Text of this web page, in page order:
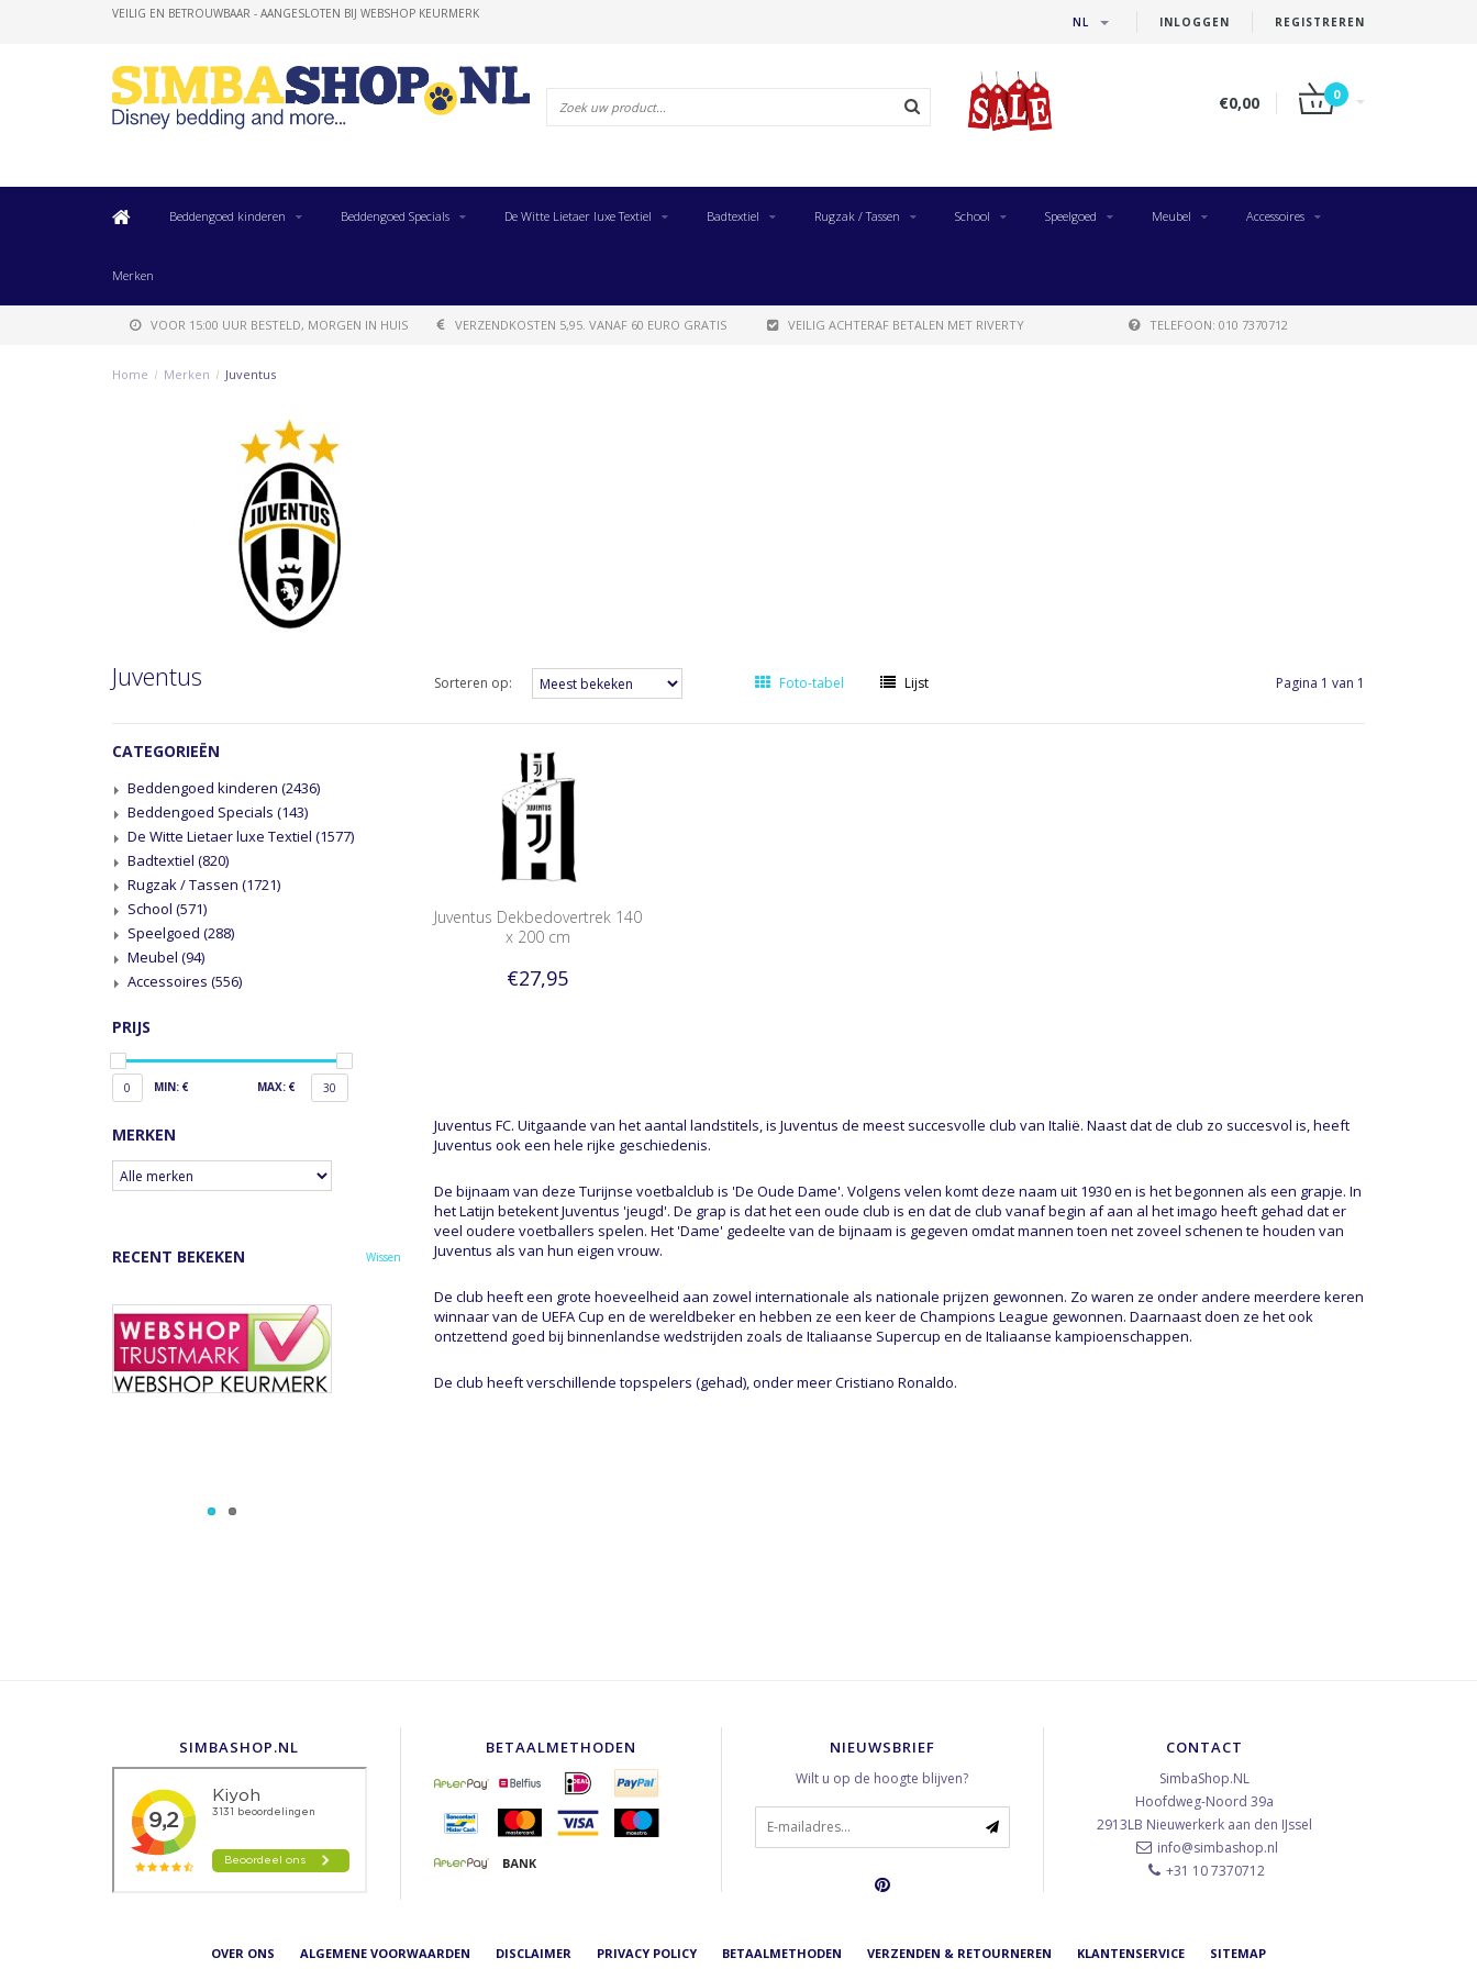
INLOGGEN REGISTREREN
NL
VEILIG EN BETROUWBAAR - AANGESLOTEN BIJ WEBSHOP KEURMERK
€0,00 0
Beddengoed kinderen Beddengoed Specials De Witte Lietaer luxe Textiel Badtextiel Rugzak / Tassen School Speelgoed Meubel Accessoires
Merken
VOOR 15:00 UUR BESTELD, MORGEN IN HUIS VERZENDKOSTEN 5,95. VANAF 60 EURO GRATIS VEILIG ACHTERAF BETALEN MET RIVERTY TELEFOON: 010 7370712
Home / Merken / Juventus
Juventus Sorteren op: Foto-tabel Lijst Pagina 1 van 1
CATEGORIEËN
Beddengoed kinderen (2436)
Beddengoed Specials (143)
De Witte Lietaer luxe Textiel (1577)
Badtextiel (820)
Rugzak / Tassen (1721)
School (571)
Speelgoed (288)
Meubel (94)
Accessoires (556)
PRIJS
0 MIN: € MAX: € 30
MERKEN
RECENT BEKEKEN Wissen
Juventus Dekbedovertrek 140
x 200 cm
€27,95
Juventus FC. Uitgaande van het aantal landstitels, is Juventus de meest succesvolle club van Italië. Naast dat de club zo succesvol is, heeft
Juventus ook een hele rijke geschiedenis.
De bijnaam van deze Turijnse voetbalclub is 'De Oude Dame'. Volgens velen komt deze naam uit 1930 en is het begonnen als een grapje. In
het Latijn betekent Juventus 'jeugd'. De grap is dat het een oude club is en dat de club vanaf begin af aan al het imago heeft gehad dat er
veel oudere voetballers spelen. Het 'Dame' gedeelte van de bijnaam is gegeven omdat mannen toen net zoveel schenen te houden van
Juventus als van hun eigen vrouw.
De club heeft een grote hoeveelheid aan zowel internationale als nationale prijzen gewonnen. Zo waren ze onder andere meerdere keren
winnaar van de UEFA Cup en de wereldbeker en hebben ze een keer de Champions League gewonnen. Daarnaast doen ze het ook
ontzettend goed bij binnenlandse wedstrijden zoals de Italiaanse Supercup en de Italiaanse kampioenschappen.
De club heeft verschillende topspelers (gehad), onder meer Cristiano Ronaldo.
SIMBASHOP.NL BETAALMETHODEN NIEUWSBRIEF
Wilt u op de hoogte blijven?
CONTACT
SimbaShop.NL
Hoofdweg-Noord 39a
2913LB Nieuwerkerk aan den IJssel
info@simbashop.nl
+31 10 7370712
OVER ONS ALGEMENE VOORWAARDEN DISCLAIMER PRIVACY POLICY BETAALMETHODEN VERZENDEN & RETOURNEREN KLANTENSERVICE SITEMAP